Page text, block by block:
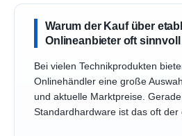
Warum der Kauf über
Onlineanbieter oft
Bei vielen Technikprodukten
Onlinehändler eine große
und aktuelle Marktpreise.
Standardhardware ist das oft der